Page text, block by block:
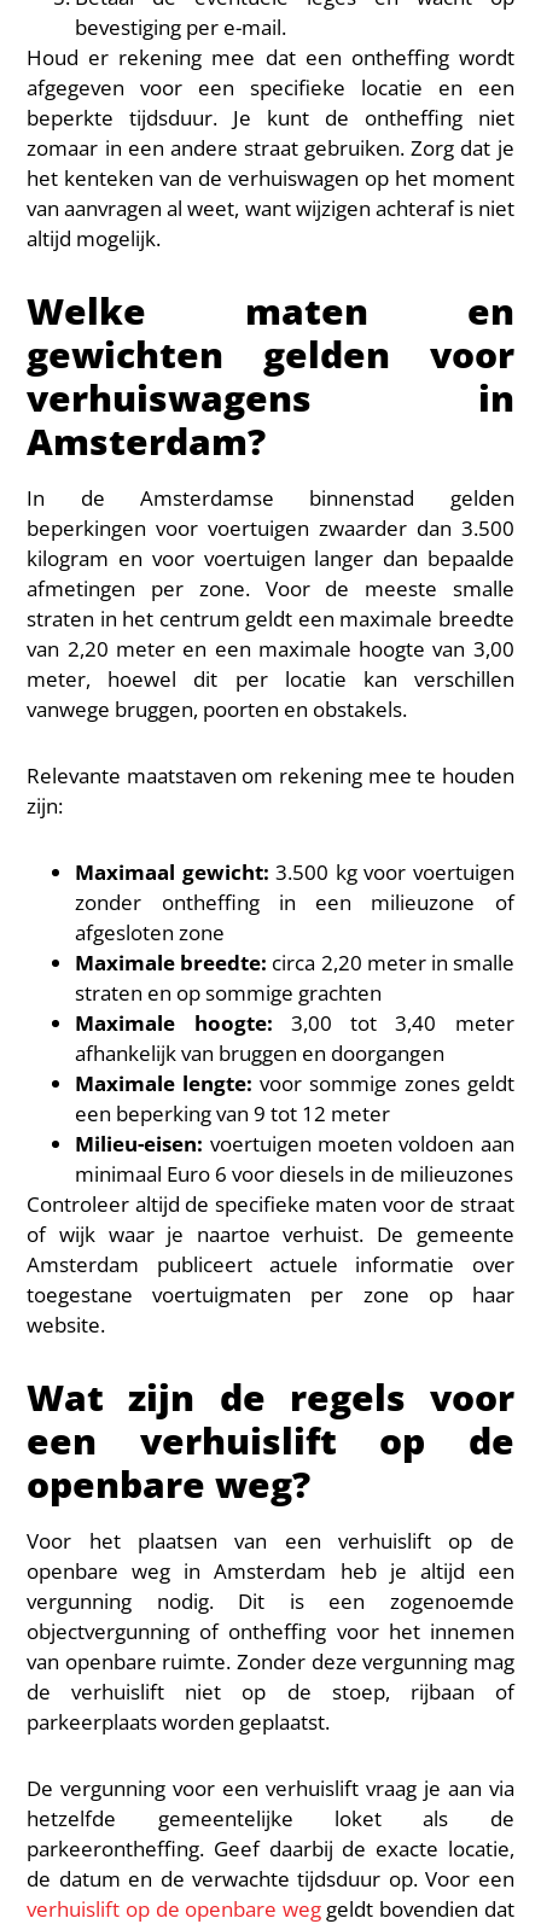
bevestiging per e-mail.
Houd er rekening mee dat een ontheffing wordt
afgegeven voor een specifieke locatie en een
beperkte tijdsduur. Je kunt de ontheffing niet
zomaar in een andere straat gebruiken. Zorg dat je
het kenteken van de verhuiswagen op het moment
van aanvragen al weet, want wijzigen achteraf is niet
altijd mogelijk.
Welke maten en
gewichten gelden voor
verhuiswagens in
Amsterdam?
In de Amsterdamse binnenstad gelden
beperkingen voor voertuigen zwaarder dan 3.500
kilogram en voor voertuigen langer dan bepaalde
afmetingen per zone. Voor de meeste smalle
straten in het centrum geldt een maximale breedte
van 2,20 meter en een maximale hoogte van 3,00
meter, hoewel dit per locatie kan verschillen
vanwege bruggen, poorten en obstakels.
Relevante maatstaven om rekening mee te houden
zijn:
Maximaal gewicht: 3.500 kg voor voertuigen
zonder ontheffing in een milieuzone of
afgesloten zone
Maximale breedte: circa 2,20 meter in smalle
straten en op sommige grachten
Maximale hoogte: 3,00 tot 3,40 meter
afhankelijk van bruggen en doorgangen
Maximale lengte: voor sommige zones geldt
een beperking van 9 tot 12 meter
Milieu-eisen: voertuigen moeten voldoen aan
minimaal Euro 6 voor diesels in de milieuzones
Controleer altijd de specifieke maten voor de straat
of wijk waar je naartoe verhuist. De gemeente
Amsterdam publiceert actuele informatie over
toegestane voertuigmaten per zone op haar
website.
Wat zijn de regels voor
een verhuislift op de
openbare weg?
Voor het plaatsen van een verhuislift op de
openbare weg in Amsterdam heb je altijd een
vergunning nodig. Dit is een zogenoemde
objectvergunning of ontheffing voor het innemen
van openbare ruimte. Zonder deze vergunning mag
de verhuislift niet op de stoep, rijbaan of
parkeerplaats worden geplaatst.
De vergunning voor een verhuislift vraag je aan via
hetzelfde gemeentelijke loket als de
parkeerontheffing. Geef daarbij de exacte locatie,
de datum en de verwachte tijdsduur op. Voor een
verhuislift op de openbare weggeldt bovendien dat